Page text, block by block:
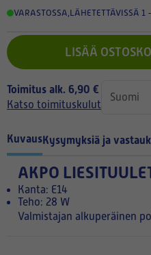
VARASTOSSA,LÄHETETTÄVISSÄ 1
LISÄÄ
Toimitus alk. 6,90 €
Katso toimituskulut
KuvausKysymyksiä ja
AKPO
Kanta: E14
Teho: 28 W
Valmistajan alkuperäinen